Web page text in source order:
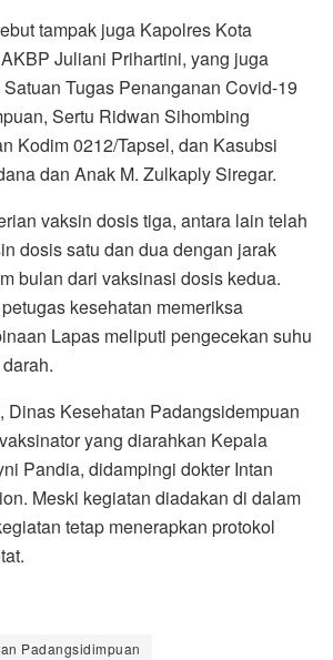
tampak juga Kapolres Kota
Juliani Prihartini, yang juga
Tugas Penanganan Covid-19
Sertu Ridwan Sihombing
Kodim 0212/Tapsel, dan Kasubsi
dan Anak M. Zulkaply Siregar.
vaksin dosis tiga, antara lain telah
dosis satu dan dua dengan jarak
bulan dari vaksinasi dosis kedua.
kesehatan memeriksa
Lapas meliputi pengecekan suhu
Dinas Kesehatan Padangsidempuan
yang diarahkan Kepala
Pandia, didampingi dokter Intan
Meski kegiatan diadakan di dalam
tetap menerapkan protokol
Padangsidimpuan